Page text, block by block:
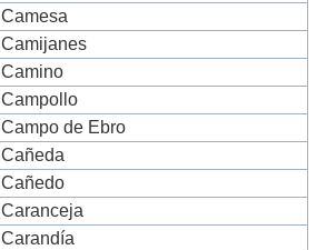
Camesa
Camijanes
Camino
Campollo
Campo de Ebro
Cañeda
Cañedo
Caranceja
Carandía